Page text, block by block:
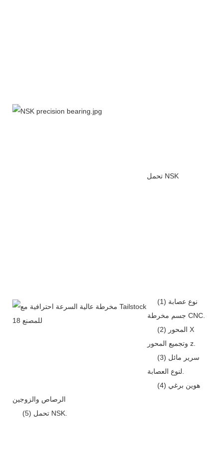
تحمل NSK
(1) نوع عصابة
جسم مخرطة CNC.
(2) المحور X
وتجميع المحور z.
(3) سرير مائل
(4) هوين برغي
الرصاص والزوجين
(5) تحمل NSK.